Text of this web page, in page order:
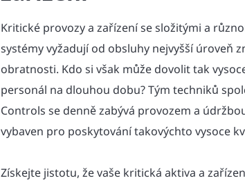
Kritické provozy a zařízení se složitými a
systémy vyžadují od obsluhy nejvyšší úroveň
obratnosti. Kdo si však může dovolit tak
personál na dlouhou dobu? Tým techniků
Controls se denně zabývá provozem a
vybaven pro poskytování takovýchto vysoce
Získejte jistotu, že vaše kritická aktiva a